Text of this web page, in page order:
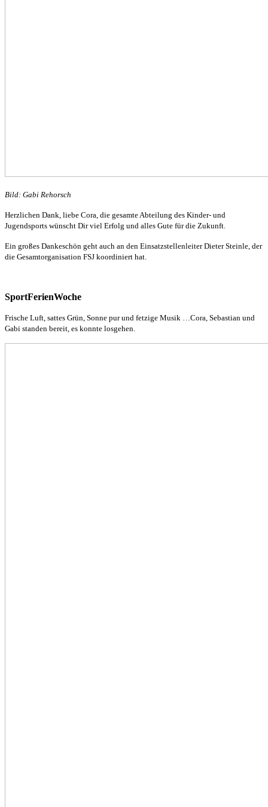
Bild: Gabi Rehorsch
Herzlichen Dank, liebe Cora, die gesamte Abteilung des Kinder- und
Jugendsports wünscht Dir viel Erfolg und alles Gute für die Zukunft.
Ein großes Dankeschön geht auch an den Einsatzstellenleiter Dieter Steinle, der
die Gesamtorganisation FSJ koordiniert hat.
SportFerienWoche
Frische Luft, sattes Grün, Sonne pur und fetzige Musik …Cora, Sebastian und
Gabi standen bereit, es konnte losgehen.